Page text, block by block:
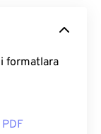
formatlara